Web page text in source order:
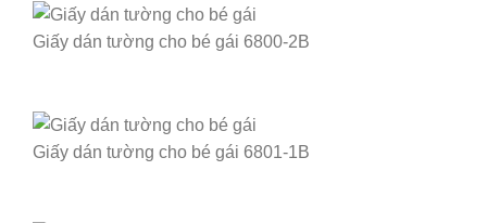
Giấy dán tường cho bé gái 6800-2B
Giấy dán tường cho bé gái 6801-1B